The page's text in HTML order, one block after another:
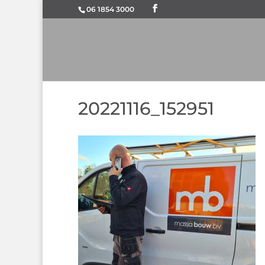
06 1854 3000
20221116_152951